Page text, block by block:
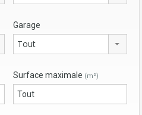
Garage
Tout
Surface maximale (m²)